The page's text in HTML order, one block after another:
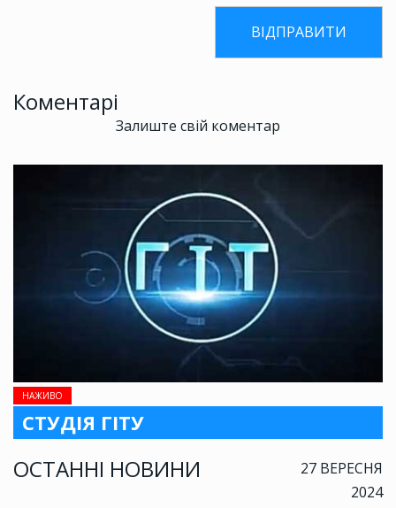
НАЖИВО
СТУДІЯ ГІТУ
ОСТАННІ НОВИНИ
27 ВЕРЕСНЯ
2024
Коментарі
Залиште свій коментар